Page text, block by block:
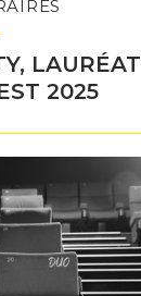
LAURÉAT
2025